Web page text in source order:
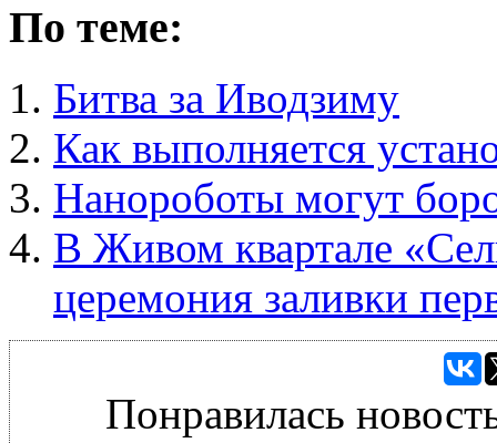
По теме:
Битва за Иводзиму
Как выполняется
Нанороботы могут
В Живом квартале
церемония заливки
Понравилась